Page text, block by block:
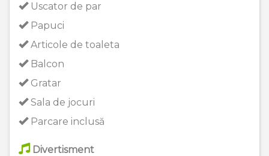
Uscator de par
Papuci
Articole de toaleta
Balcon
Gratar
Sala de jocuri
Parcare inclusă
Divertisment